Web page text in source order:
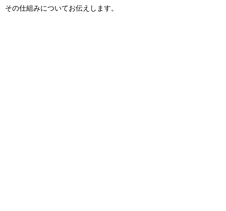
その仕組みについてお伝えします。